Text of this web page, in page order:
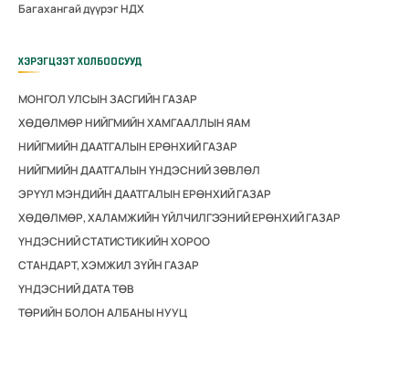
Багахангай дүүрэг НДХ
ХЭРЭГЦЭЭТ ХОЛБООСУУД
МОНГОЛ УЛСЫН ЗАСГИЙН ГАЗАР
ХӨДӨЛМӨР НИЙГМИЙН ХАМГААЛЛЫН ЯАМ
НИЙГМИЙН ДААТГАЛЫН ЕРӨНХИЙ ГАЗАР
НИЙГМИЙН ДААТГАЛЫН ҮНДЭСНИЙ ЗӨВЛӨЛ
ЭРҮҮЛ МЭНДИЙН ДААТГАЛЫН ЕРӨНХИЙ ГАЗАР
ХӨДӨЛМӨР, ХАЛАМЖИЙН ҮЙЛЧИЛГЭЭНИЙ ЕРӨНХИЙ ГАЗАР
ҮНДЭСНИЙ СТАТИСТИКИЙН ХОРОО
СТАНДАРТ, ХЭМЖИЛ ЗҮЙН ГАЗАР
ҮНДЭСНИЙ ДАТА ТӨВ
ТӨРИЙН БОЛОН АЛБАНЫ НУУЦ